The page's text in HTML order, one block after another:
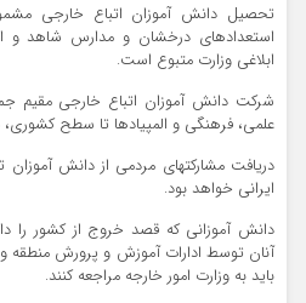
تحصیل دانش آموزان اتباع خارجی
استعدادهای درخشان و مدارس شاهد و
ابلاغی وزارت متبوع است.
شرکت دانش آموزان اتباع خارجی مقیم
علمی، فرهنگی و المپیادها تا سطح کشوری،
دریافت مشارکتهای مردمی از دانش
ایرانی خواهد بود.
دانش آموزانی که قصد خروج از کشور را
آنان توسط ادارات آموزش و پرورش منطقه
باید به وزارت امور خارجه مراجعه کنند.